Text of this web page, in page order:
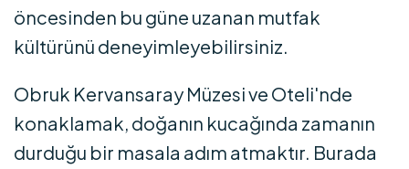
öncesinden bu güne uzanan mutfak
kültürünü deneyimleyebilirsiniz.
Obruk Kervansaray Müzesi ve Oteli'nde
konaklamak, doğanın kucağında zamanın
durduğu bir masala adım atmaktır. Burada